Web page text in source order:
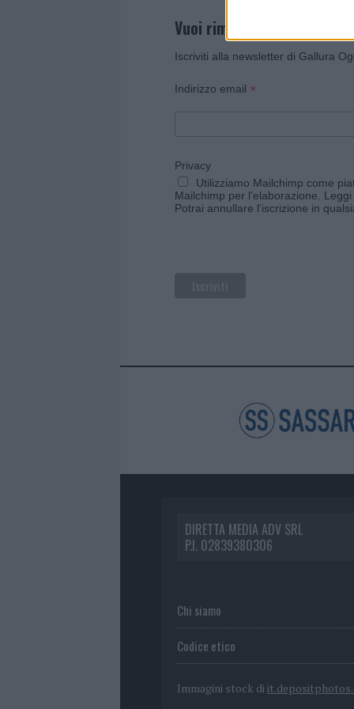
Vuoi rimanere sempre
Iscriviti alla newsletter di Gallura
Indirizzo email *
Privacy
Utilizziamo Mailchimp come
Mailchimp per l'elaborazione.
Potrai annullare l'iscrizione in
DIRETTA MEDIA ADV SRL
P.I. 02839380306
Chi siamo
Codice etico
Immagini stock di